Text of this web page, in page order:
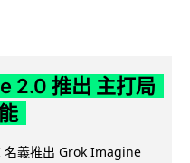
2.0 推出 主打局
名義推出 Grok Imagine